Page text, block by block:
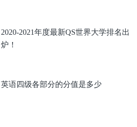
2020-2021年度最新QS世界大学排名出
炉！
英语四级各部分的分值是多少